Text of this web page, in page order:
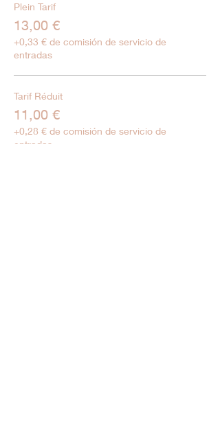
Plein Tarif
13,00 €
+0,33 € de comisión de servicio de
entradas
Tarif Réduit
11,00 €
+0,28 € de comisión de servicio de
entradas